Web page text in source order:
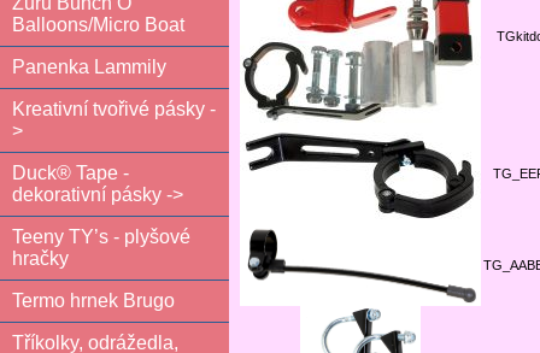
Balloons/Micro Boat
Panenka Lammily
Kreativní tvořivé pásky -
>
Duck® Tape -
dekorativní pásky ->
Teeny TY’s - plyšové
hračky
Termo hrnek Brugo
Tříkolky, odrážedla,